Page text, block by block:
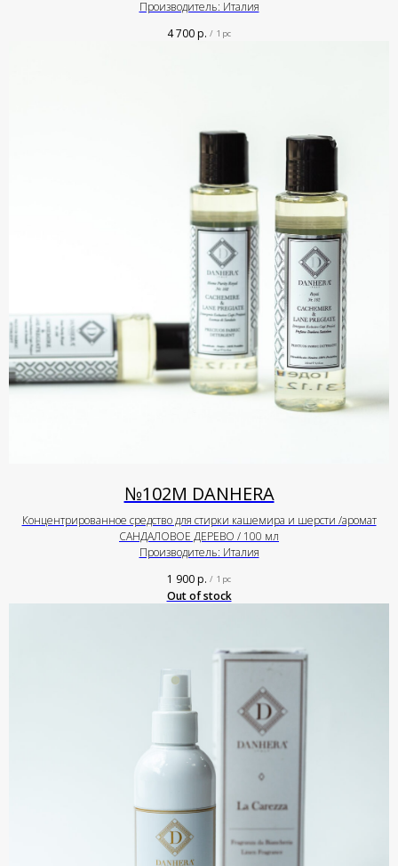
Производитель: Италия
4 700р. / 1 pc
№102М DANHERA
Концентрированное средство для стирки кашемира и шерсти /аромат
САНДАЛОВОЕ ДЕРЕВО / 100 мл
Производитель: Италия
1 900р. / 1 pc
Out of stock